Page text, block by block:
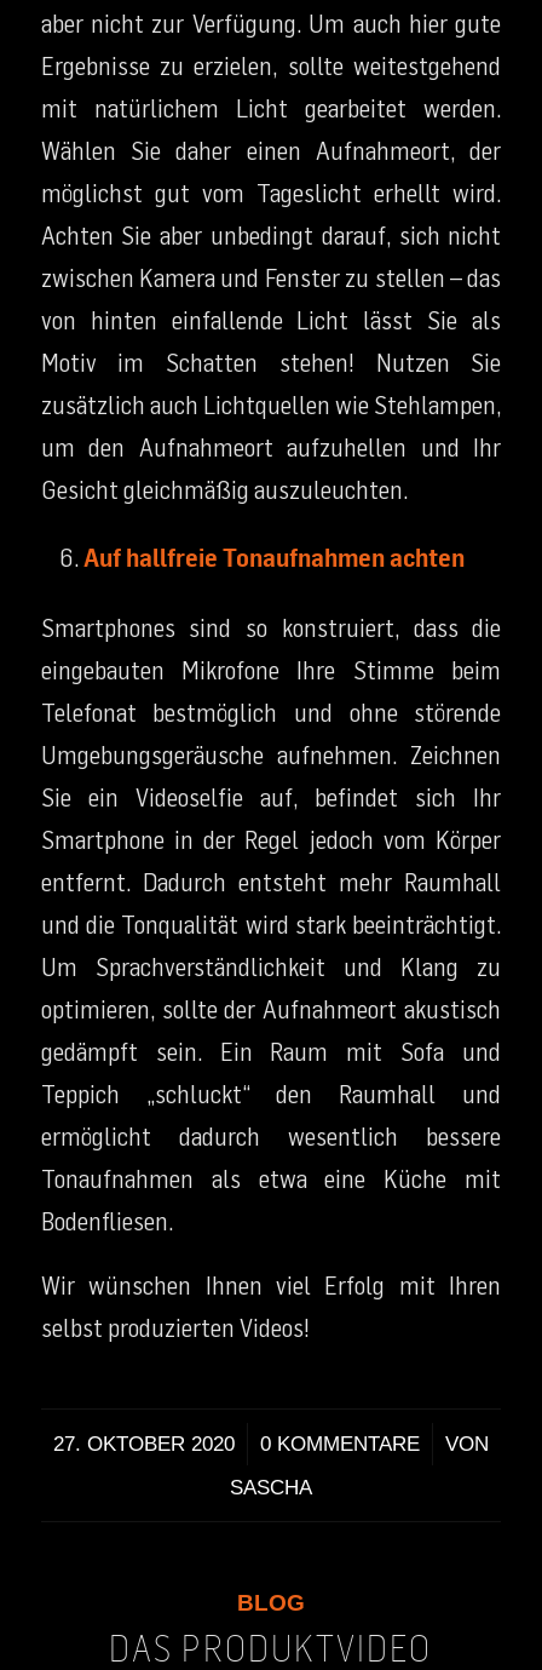
aber nicht zur Verfügung. Um auch hier gute
Ergebnisse zu erzielen, sollte weitestgehend
mit natürlichem Licht gearbeitet werden.
Wählen Sie daher einen Aufnahmeort, der
möglichst gut vom Tageslicht erhellt wird.
Achten Sie aber unbedingt darauf, sich nicht
zwischen Kamera und Fenster zu stellen – das
von hinten einfallende Licht lässt Sie als
Motiv im Schatten stehen! Nutzen Sie
zusätzlich auch Lichtquellen wie Stehlampen,
um den Aufnahmeort aufzuhellen und Ihr
Gesicht gleichmäßig auszuleuchten.
Auf hallfreie Tonaufnahmen achten
Smartphones sind so konstruiert, dass die
eingebauten Mikrofone Ihre Stimme beim
Telefonat bestmöglich und ohne störende
Umgebungsgeräusche aufnehmen. Zeichnen
Sie ein Videoselfie auf, befindet sich Ihr
Smartphone in der Regel jedoch vom Körper
entfernt. Dadurch entsteht mehr Raumhall
und die Tonqualität wird stark beeinträchtigt.
Um Sprachverständlichkeit und Klang zu
optimieren, sollte der Aufnahmeort akustisch
gedämpft sein. Ein Raum mit Sofa und
Teppich „schluckt“ den Raumhall und
ermöglicht dadurch wesentlich bessere
Tonaufnahmen als etwa eine Küche mit
Bodenfliesen.
Wir wünschen Ihnen viel Erfolg mit Ihren
selbst produzierten Videos!
27. OKTOBER 2020
/ 0 KOMMENTARE
/
VON
SASCHA
BLOG
DAS PRODUKTVIDEO